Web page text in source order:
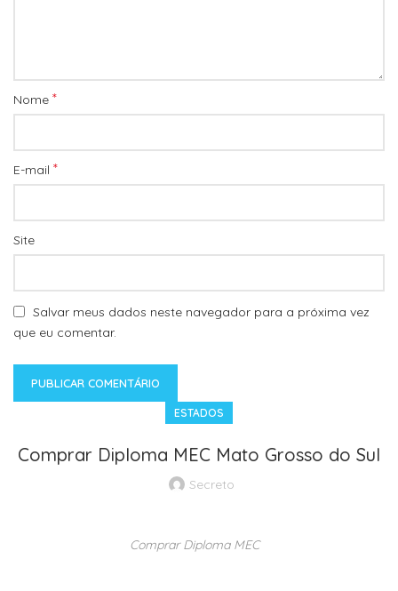
Nome *
E-mail *
Site
Salvar meus dados neste navegador para a próxima vez
que eu comentar.
ESTADOS
Comprar Diploma MEC Mato Grosso do Sul
Secreto
Comprar Diploma MEC